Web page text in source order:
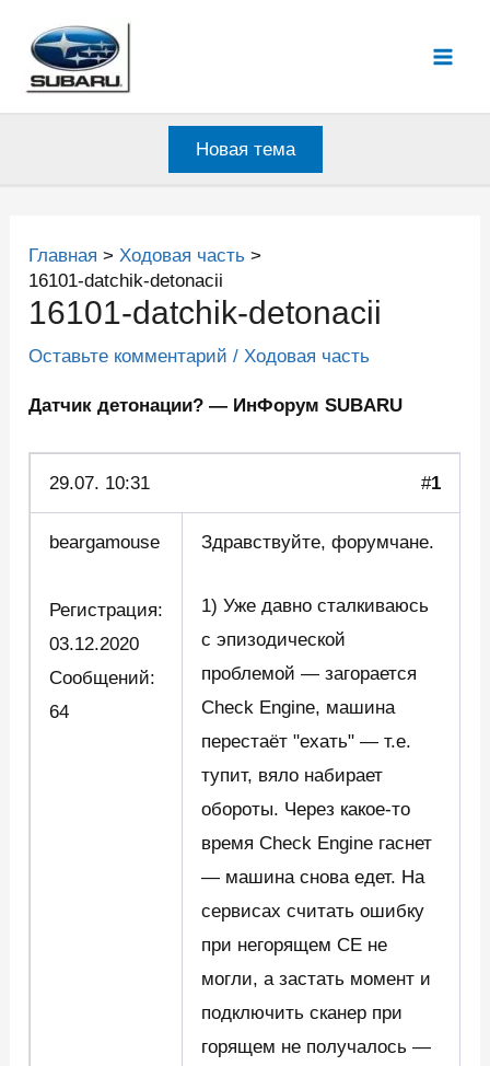
содержимому
Новая тема
Главная
Ходовая часть
16101-datchik-detonacii
16101-datchik-detonacii
Оставьте комментарий /Ходовая часть
Датчик детонации? — ИнФорум SUBARU
29.07. 10:31 #1
beargamouse
Регистрация:
03.12.2020
Сообщений:
64
Здравствуйте, форумчане.
1) Уже давно сталкиваюсь
с эпизодической
проблемой — загорается
Check Engine, машина
перестаёт "ехать" — т.е.
тупит, вяло набирает
обороты. Через какое-то
время Check Engine гаснет
— машина снова едет. На
сервисах считать ошибку
при негорящем CE не
могли, а застать момент и
подключить сканер при
горящем не получалось —